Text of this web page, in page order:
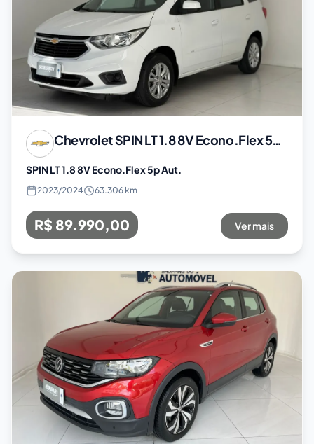
ChevroletSPIN LT 1.8 8V Econo.Flex 5p Aut.
SPIN LT 1.8 8V Econo.Flex 5p Aut.
2023/2024 63.306 km
R$ 89.990,00 Ver mais